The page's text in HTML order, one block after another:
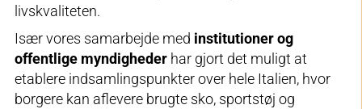
livskvaliteten.
Især vores samarbejde med institutioner og
offentlige myndigheder har gjort det muligt at
etablere indsamlingspunkter over hele Italien, hvor
borgere kan aflevere brugte sko, sportstøj og